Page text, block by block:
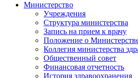
Министерство
Учреждения
Структура министерства
Запись на прием к врачу
Положение о
Коллегия министерства
Общественный совет
Финансовая отчетность
История здравоохранения